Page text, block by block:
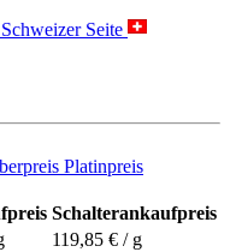
Seite
Platinpreis
Schalterankaufpreis
119,85 € / g